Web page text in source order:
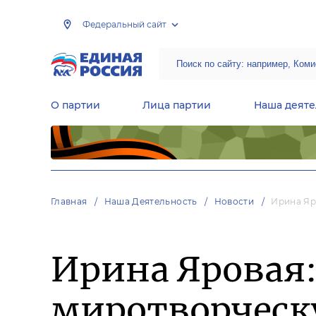
Федеральный сайт
О партии Лица партии Наша
Главная Наша Деятельность Новости Ирина
Ирина